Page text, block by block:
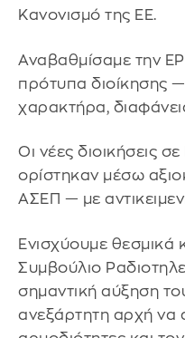
Κανονισμό της ΕΕ.
Αναβαθμίσαμε την
πρότυπα διοίκησης
χαρακτήρα,
Οι νέες διοικήσεις
ορίστηκαν μέσω
ΑΣΕΠ — με
Ενισχύουμε θεσμικά
Συμβούλιο
σημαντική αύξηση
ανεξάρτητη αρχή να